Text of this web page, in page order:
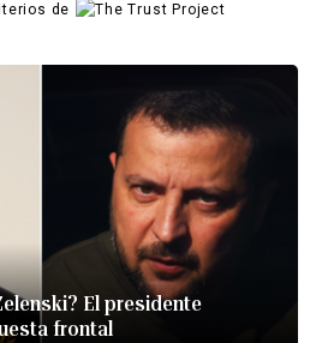
de
El presidente
frontal